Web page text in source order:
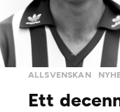
ALLSVENSKAN
Ett